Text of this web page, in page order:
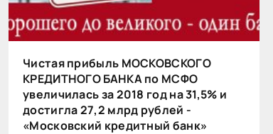
Чистая прибыль МОСКОВСКОГО
КРЕДИТНОГО БАНКА по МСФО
увеличилась за 2018 год на 31,5% и
достигла 27,2 млрд рублей -
«Московский кредитный банк»